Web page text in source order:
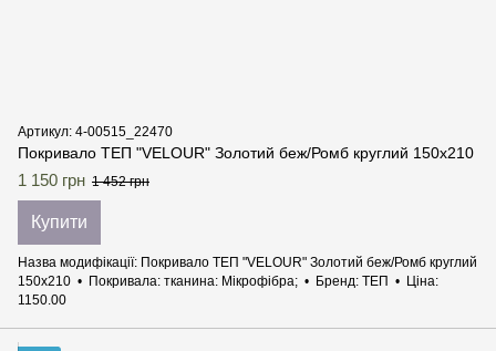
Артикул: 4-00515_22470
Покривало ТЕП "VELOUR" Золотий беж/Ромб круглий 150х210
1 150 грн 1 452 грн
Купити
Назва модифікації Покривало ТЕП "VELOUR" Золотий беж/Ромб круглий
150х210
Покривала: тканина Мікрофібра; Бренд ТЕП
Ціна
1150.00